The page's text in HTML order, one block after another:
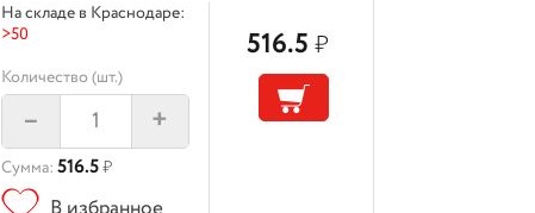
На складе в Краснодаре:
>50
Количество (шт.)
– +
Сумма: 516.5₽
516.5₽